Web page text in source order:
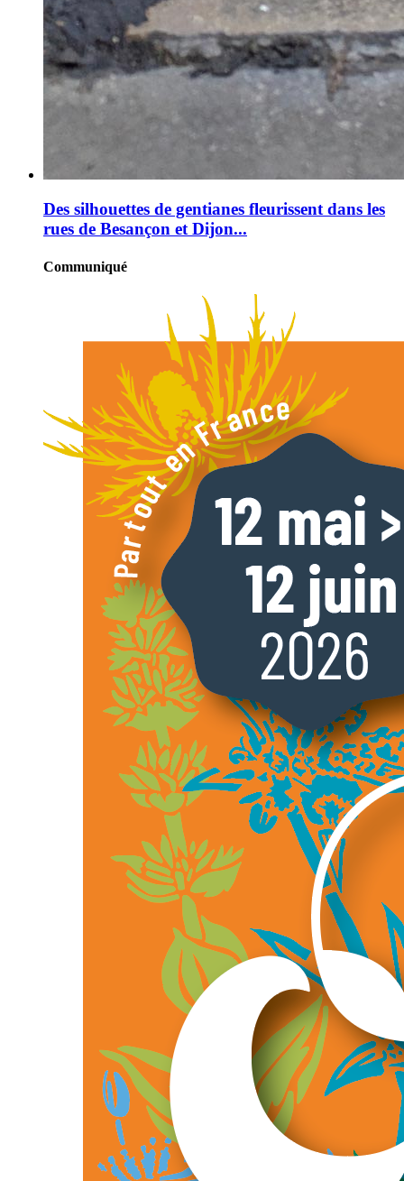
Des silhouettes de gentianes fleurissent dans les
rues de Besançon et Dijon...
Communiqué